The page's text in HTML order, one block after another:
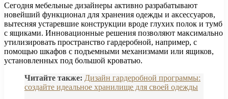
Сегодня мебельные дизайнеры активно разрабатывают
новейший функционал для хранения одежды и аксессуаров,
вытесняя устаревшие конструкции вроде глухих полок и тумб
с ящиками. Инновационные решения позволяют максимально
утилизировать пространство гардеробной, например, с
помощью шкафов с подъемными механизмами или ящиков,
установленных под большой кроватью.
Читайте также: Дизайн гардеробной программы:
создайте идеальное хранилище для своей одежды